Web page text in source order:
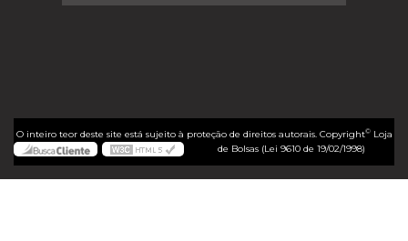
O inteiro teor deste site está sujeito à proteção de direitos autorais. Copyright©Loja
de Bolsas (Lei 9610 de 19/02/1998)